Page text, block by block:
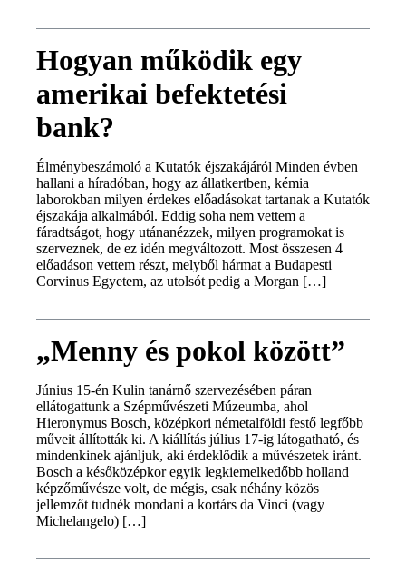
Hogyan működik egy
amerikai befektetési
bank?
Élménybeszámoló a Kutatók éjszakájáról Minden évben
hallani a híradóban, hogy az állatkertben, kémia
laborokban milyen érdekes előadásokat tartanak a Kutatók
éjszakája alkalmából. Eddig soha nem vettem a
fáradtságot, hogy utánanézzek, milyen programokat is
szerveznek, de ez idén megváltozott. Most összesen 4
előadáson vettem részt, melyből hármat a Budapesti
Corvinus Egyetem, az utolsót pedig a Morgan […]
„Menny és pokol között”
Június 15-én Kulin tanárnő szervezésében páran
ellátogattunk a Szépművészeti Múzeumba, ahol
Hieronymus Bosch, középkori németalföldi festő legfőbb
műveit állították ki. A kiállítás július 17-ig látogatható, és
mindenkinek ajánljuk, aki érdeklődik a művészetek iránt.
Bosch a későközépkor egyik legkiemelkedőbb holland
képzőművésze volt, de mégis, csak néhány közös
jellemzőt tudnék mondani a kortárs da Vinci (vagy
Michelangelo) […]